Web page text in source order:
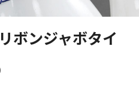
ボンジャボタイ